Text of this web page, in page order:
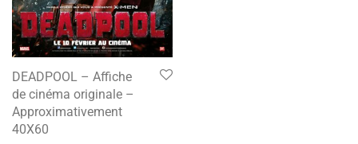
DEADPOOL – Affiche
de cinéma originale –
Approximativement
40X60